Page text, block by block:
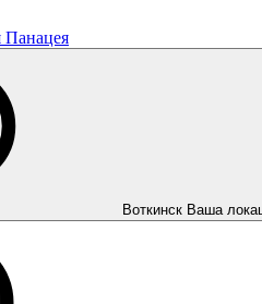
Панацея
Воткинск Ваша